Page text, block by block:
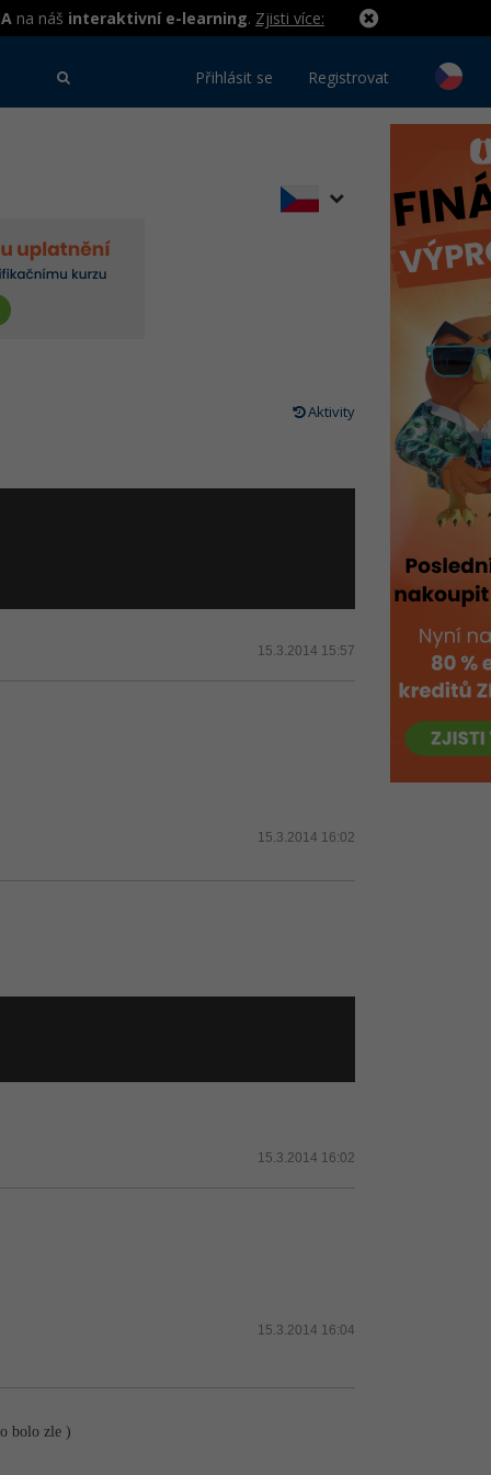
na náš interaktivní e-learning. Zjisti více:
Přihlásit se Registrovat
Aktivity
15.3.2014 15:57
15.3.2014 16:02
15.3.2014 16:02
15.3.2014 16:04
bolo zle )